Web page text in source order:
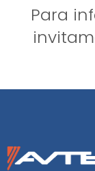
Para